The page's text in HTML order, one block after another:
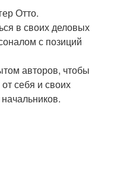
Отто.
в своих деловых
с позиций
авторов, чтобы
себя и своих